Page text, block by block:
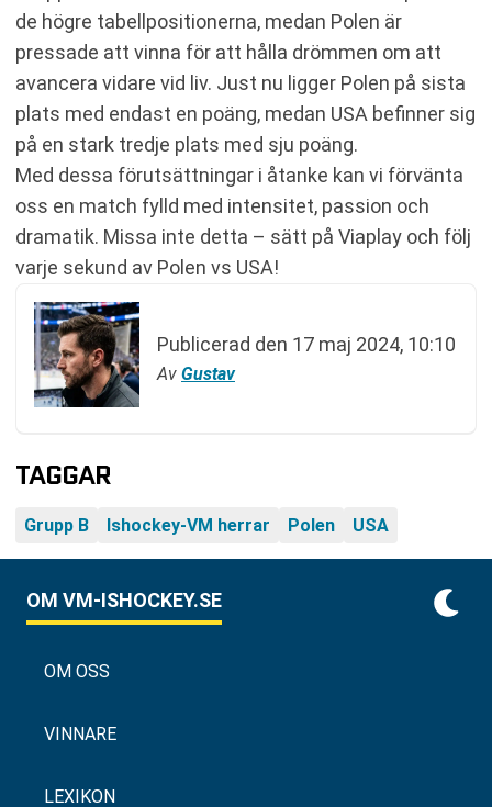
de högre tabellpositionerna, medan Polen är
pressade att vinna för att hålla drömmen om att
avancera vidare vid liv. Just nu ligger Polen på sista
plats med endast en poäng, medan USA befinner sig
på en stark tredje plats med sju poäng.
Med dessa förutsättningar i åtanke kan vi förvänta
oss en match fylld med intensitet, passion och
dramatik. Missa inte detta – sätt på Viaplay och följ
varje sekund av Polen vs USA!
Publicerad den 17 maj 2024, 10:10
Av Gustav
TAGGAR
Grupp B Ishockey-VM herrar Polen USA
OM VM-ISHOCKEY.SE
OM OSS
VINNARE
LEXIKON